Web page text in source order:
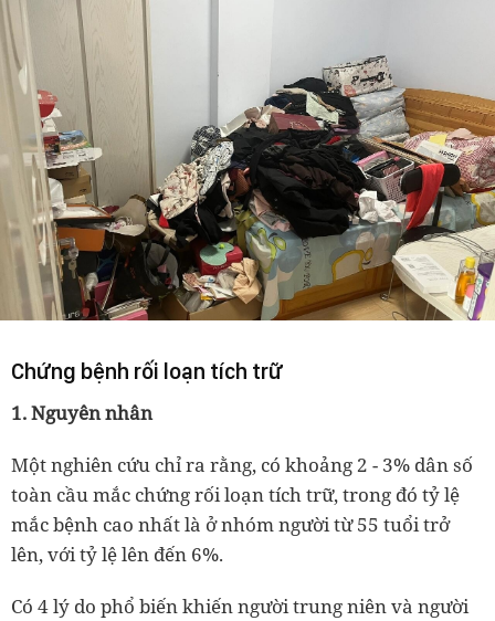
Chứng bệnh rối loạn tích trữ
1. Nguyên nhân
Một nghiên cứu chỉ ra rằng, có khoảng 2 - 3% dân số
toàn cầu mắc chứng rối loạn tích trữ, trong đó tỷ lệ
mắc bệnh cao nhất là ở nhóm người từ 55 tuổi trở
lên, với tỷ lệ lên đến 6%.
Có 4 lý do phổ biến khiến người trung niên và người